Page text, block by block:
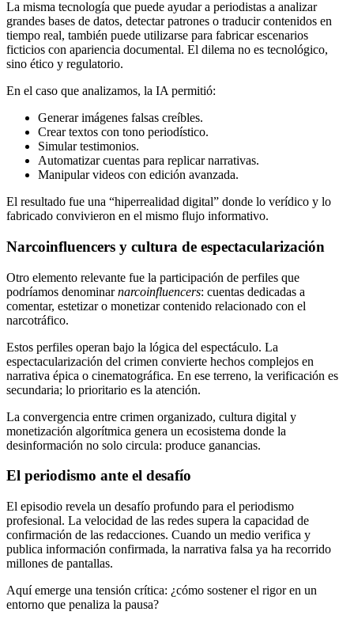
La misma tecnología que puede ayudar a periodistas a analizar
grandes bases de datos, detectar patrones o traducir contenidos en
tiempo real, también puede utilizarse para fabricar escenarios
ficticios con apariencia documental. El dilema no es tecnológico,
sino ético y regulatorio.
En el caso que analizamos, la IA permitió:
Generar imágenes falsas creíbles.
Crear textos con tono periodístico.
Simular testimonios.
Automatizar cuentas para replicar narrativas.
Manipular videos con edición avanzada.
El resultado fue una “hiperrealidad digital” donde lo verídico y lo
fabricado convivieron en el mismo flujo informativo.
Narcoinfluencers y cultura de espectacularización
Otro elemento relevante fue la participación de perfiles que
podríamos denominarnarcoinfluencers: cuentas dedicadas a
comentar, estetizar o monetizar contenido relacionado con el
narcotráfico.
Estos perfiles operan bajo la lógica del espectáculo. La
espectacularización del crimen convierte hechos complejos en
narrativa épica o cinematográfica. En ese terreno, la verificación es
secundaria; lo prioritario es la atención.
La convergencia entre crimen organizado, cultura digital y
monetización algorítmica genera un ecosistema donde la
desinformación no solo circula: produce ganancias.
El periodismo ante el desafío
El episodio revela un desafío profundo para el periodismo
profesional. La velocidad de las redes supera la capacidad de
confirmación de las redacciones. Cuando un medio verifica y
publica información confirmada, la narrativa falsa ya ha recorrido
millones de pantallas.
Aquí emerge una tensión crítica: ¿cómo sostener el rigor en un
entorno que penaliza la pausa?